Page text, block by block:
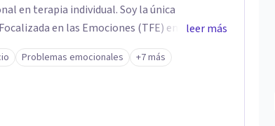
individual. Soy la única
en las Emociones (TFE) en España,
La TFE ha demostrado una mejora
75% de éxito y felicidad duradera. Este
leer más
Problemas emocionales +7 más